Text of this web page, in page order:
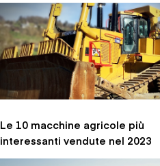
Le 10 macchine agricole più
interessanti vendute nel 2023